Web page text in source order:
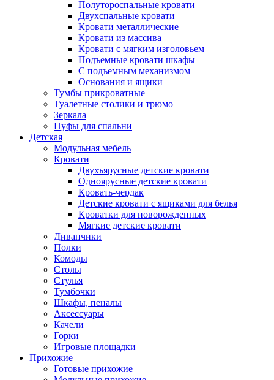
Полутороспальные кровати
Двухспальные кровати
Кровати металлические
Кровати из массива
Кровати с мягким изголовьем
Подъемные кровати шкафы
С подъемным механизмом
Основания и ящики
Тумбы прикроватные
Туалетные столики и трюмо
Зеркала
Пуфы для спальни
Детская
Модульная мебель
Кровати
Двухъярусные детские кровати
Одноярусные детские кровати
Кровать-чердак
Детские кровати с ящиками для белья
Кроватки для новорожденных
Мягкие детские кровати
Диванчики
Полки
Комоды
Столы
Стулья
Тумбочки
Шкафы, пеналы
Аксессуары
Качели
Горки
Игровые площадки
Прихожие
Готовые прихожие